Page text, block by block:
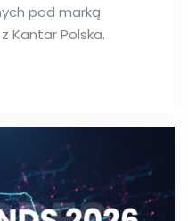
pod marką
Kantar Polska.